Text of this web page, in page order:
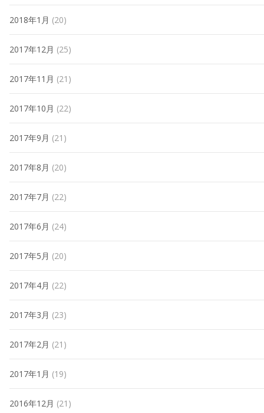
2018年1月 (20)
2017年12月 (25)
2017年11月 (21)
2017年10月 (22)
2017年9月 (21)
2017年8月 (20)
2017年7月 (22)
2017年6月 (24)
2017年5月 (20)
2017年4月 (22)
2017年3月 (23)
2017年2月 (21)
2017年1月 (19)
2016年12月 (21)